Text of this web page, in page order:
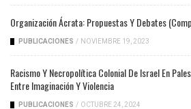
Organización Ácrata: Propuestas Y Debates
PUBLICACIONES / NOVIEMBRE 19, 2023
Racismo Y Necropolítica Colonial De Israel En
Entre Imaginación Y Violencia
PUBLICACIONES / OCTUBRE 24, 2024